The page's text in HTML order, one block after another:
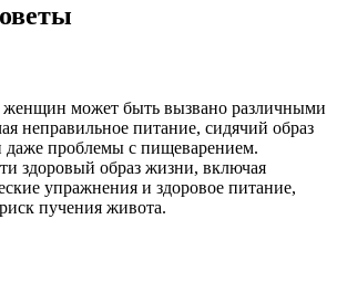
может быть вызвано различными
неправильное питание, сидячий образ
даже проблемы с пищеварением.
здоровый образ жизни, включая
упражнения и здоровое питание,
пучения живота.